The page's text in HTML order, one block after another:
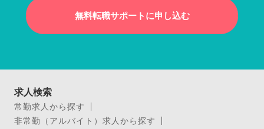
無料転職サポートに申し込む
求人検索
常勤求人から探す
非常勤（アルバイト）求人から探す